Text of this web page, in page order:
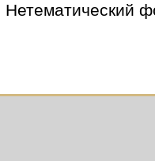
Нетематический